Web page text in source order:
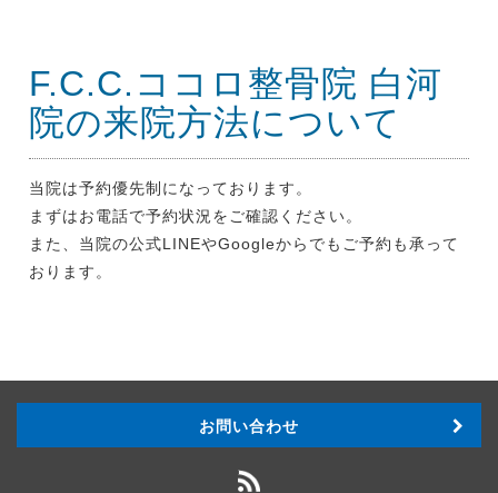
F.C.C.ココロ整骨院 白河
院の来院方法について
当院は予約優先制になっております。
まずはお電話で予約状況をご確認ください。
また、当院の公式LINEやGoogleからでもご予約も承って
おります。
お問い合わせ